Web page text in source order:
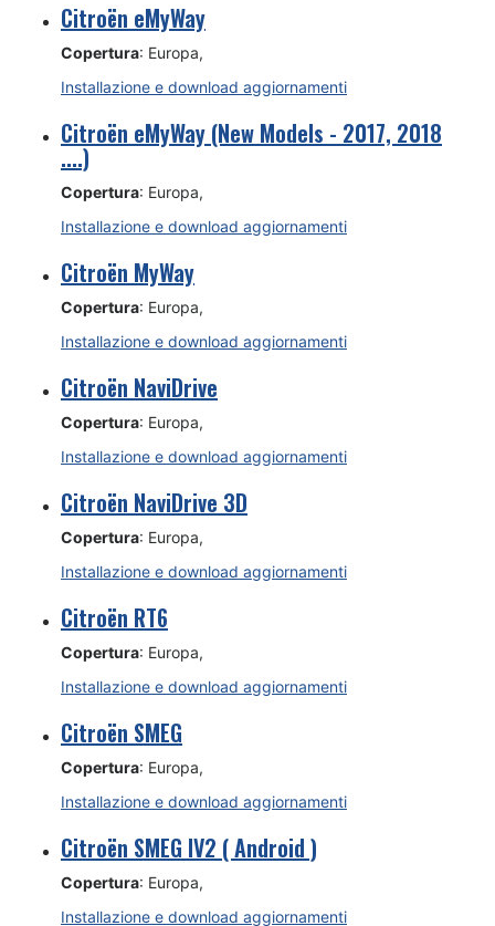
Citroën eMyWay
Copertura: Europa,
Installazione e download aggiornamenti
Citroën eMyWay (New Models - 2017, 2018
....)
Copertura: Europa,
Installazione e download aggiornamenti
Citroën MyWay
Copertura: Europa,
Installazione e download aggiornamenti
Citroën NaviDrive
Copertura: Europa,
Installazione e download aggiornamenti
Citroën NaviDrive 3D
Copertura: Europa,
Installazione e download aggiornamenti
Citroën RT6
Copertura: Europa,
Installazione e download aggiornamenti
Citroën SMEG
Copertura: Europa,
Installazione e download aggiornamenti
Citroën SMEG IV2 ( Android )
Copertura: Europa,
Installazione e download aggiornamenti